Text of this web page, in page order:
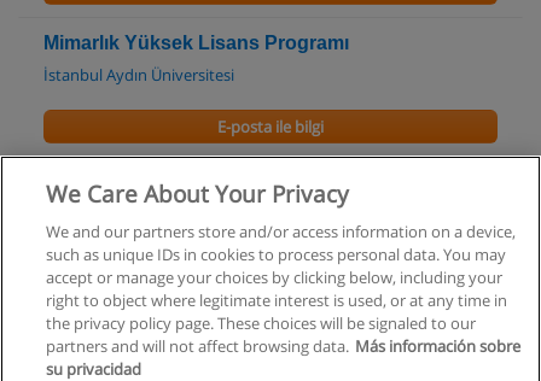
Mimarlık Yüksek Lisans Programı
İstanbul Aydın Üniversitesi
E-posta ile bilgi
Mimari Tasarım Yüksek Lisans Programı
E-posta ile bilgi
We Care About Your Privacy
We and our partners store and/or access information on a device,
such as unique IDs in cookies to process personal data. You may
accept or manage your choices by clicking below, including your
right to object where legitimate interest is used, or at any time in
the privacy policy page. These choices will be signaled to our
partners and will not affect browsing data. Más información sobre
su privacidad